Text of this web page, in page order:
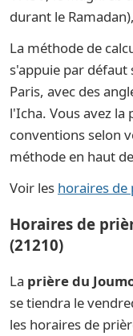
durant le
La méthode de
s'appuie par
Paris, avec des
l'Icha. Vous avez
conventions selon
méthode en haut
Voir les horaires de
Horaires de
(21210)
La prière du
se tiendra le
les horaires de